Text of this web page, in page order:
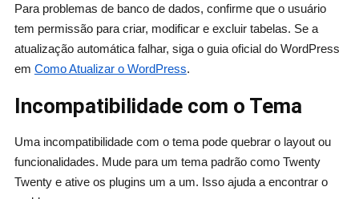
Para problemas de banco de dados, confirme que o usuário
tem permissão para criar, modificar e excluir tabelas. Se a
atualização automática falhar, siga o guia oficial do WordPress
em Como Atualizar o WordPress.
Incompatibilidade com o Tema
Uma incompatibilidade com o tema pode quebrar o layout ou
funcionalidades. Mude para um tema padrão como Twenty
Twenty e ative os plugins um a um. Isso ajuda a encontrar o